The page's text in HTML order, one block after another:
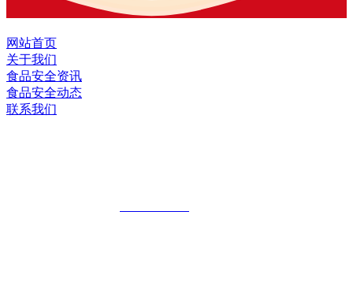
网站首页
关于我们
食品安全资讯
食品安全动态
联系我们